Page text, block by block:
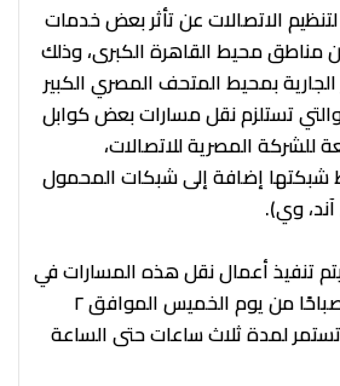
الاتصالات عن تأثر بعض خدمات
مناطق محيط القاهرة الكبرى، وذلك
بمحيط المتحف المصري الكبير
تستلزم نقل مسارات بعض كوابل
للشركة المصرية للاتصالات،
شبكتها إضافة إلى شبكات المحمول
وي).
تنفيذ أعمال نقل هذه المسارات في
تمام الساعة الثالثة صباحًا من يوم الخميس الموافق ٢
على أن تستمر لمدة ثلاث ساعات حتى الساعة